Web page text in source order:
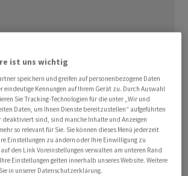
merklich eingetrübt,
und verweist auf die hohe Bewertung
Das Protokoll sei zwar nicht
allgemein restriktiven Tonfall der
schreibt die Credit Suisse.
auch eingeräumt, dass die
aufgrund der kumulativen
stärker als erwartet ausfallen
ist uns wichtig
speichern und greifen auf personenbezogene Daten
eindeutige Kennungen auf Ihrem Gerät zu. Durch Auswahl
Sie Tracking-Technologien für die unter „Wir und
Daten, um Ihnen Dienste bereitzustellen“ aufgeführten
deaktiviert sind, sind manche Inhalte und Anzeigen
so relevant für Sie. Sie können dieses Menü jederzeit
Einstellungen zu ändern oder Ihre Einwilligung zu
den Link Voreinstellungen verwalten am unteren Rand
Einstellungen gelten innerhalb unseres Website. Weitere
in unserer Datenschutzerklärung.